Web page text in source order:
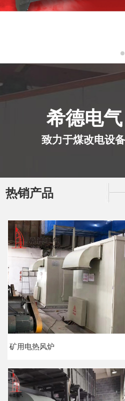
希德电
致力于煤改电设
热销产品
矿用电热风炉